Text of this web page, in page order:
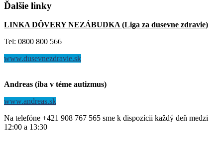
Ďalšie linky
LINKA DÔVERY NEZÁBUDKA (Liga za dusevne zdravie)
Tel: 0800 800 566
www.dusevnezdravie.sk
Andreas (iba v téme autizmus)
www.andreas.sk
Na telefóne +421 908 767 565 sme k dispozícii každý deň medzi
12:00 a 13:30